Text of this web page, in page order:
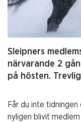
Sleipners
närvarande 2
på hösten.
Får du inte
nyligen blivit